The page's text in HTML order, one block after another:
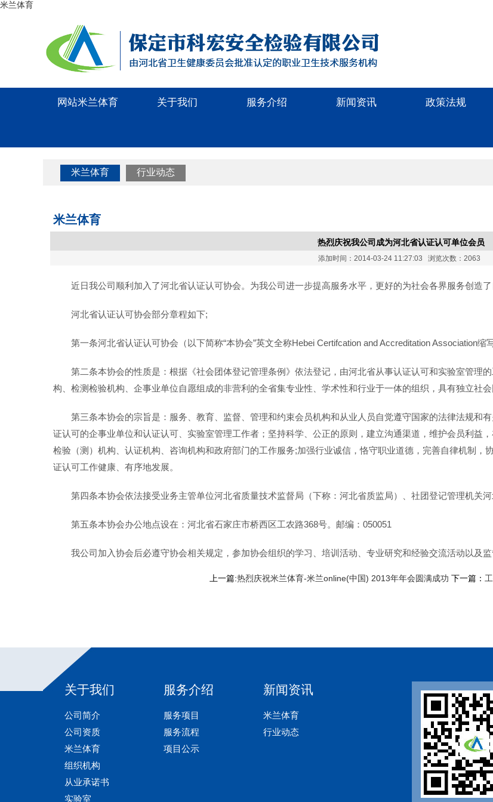
米兰体育
网站米兰体育 关于我们 服务介绍 新闻资讯 政策法规
米兰体育 行业动态
米兰体育
热烈庆祝我公司成为河北省认证认可单位会员
添加时间：2014-03-24 11:27:03 浏览次数：2063
近日我公司顺利加入了河北省认证认可协会。为我公司进一步提高服务水平，更好的为社会各界服务创造了
河北省认证认可协会部分章程如下;
第一条河北省认证认可协会（以下简称“本协会”英文全称Hebei Certifcation and Accreditation Association
第二条本协会的性质是：根据《社会团体登记管理条例》依法登记，由河北省从事认证认可和实验室管理
构、检测检验机构、企事业单位自愿组成的非营利的全省集专业性、学术性和行业于一体的组织，具有独立社会
第三条本协会的宗旨是：服务、教育、监督、管理和约束会员机构和从业人员自觉遵守国家的法律法规和
证认可的企事业单位和认证认可、实验室管理工作者；坚持科学、公正的原则，建立沟通渠道，维护会员利益
检验（测）机构、认证机构、咨询机构和政府部门的工作服务;加强行业诚信，恪守职业道德，完善自律机制，
证认可工作健康、有序地发展。
第四条本协会依法接受业务主管单位河北省质量技术监督局（下称：河北省质监局）、社团登记管理机关
第五条本协会办公地点设在：河北省石家庄市桥西区工农路368号。邮编：050051
我公司加入协会后必遵守协会相关规定，参加协会组织的学习、培训活动、专业研究和经验交流活动以及监
上一篇:热烈庆祝米兰体育-米兰online(中国) 2013年年会圆满成功 下一篇：
关于我们
公司简介
公司资质
米兰体育
组织机构
从业承诺书
实验室
服务介绍
服务项目
服务流程
项目公示
新闻资讯
米兰体育
行业动态